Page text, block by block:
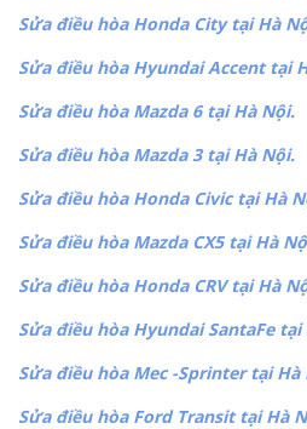
Sửa điều hòa Honda City tại Hà
Sửa điều hòa Hyundai Accent tại
Sửa điều hòa Mazda 6 tại Hà Nội.
Sửa điều hòa Mazda 3 tại Hà Nội.
Sửa điều hòa Honda Civic tại Hà
Sửa điều hòa Mazda CX5 tại Hà
Sửa điều hòa Honda CRV tại Hà
Sửa điều hòa Hyundai SantaFe tại
Sửa điều hòa Mec -Sprinter tại Hà
Sửa điều hòa Ford Transit tại Hà